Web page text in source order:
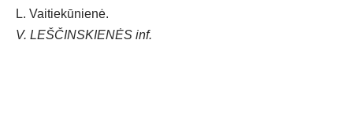
L. Vaitiekūnienė.
V. LEŠČINSKIENĖS inf.